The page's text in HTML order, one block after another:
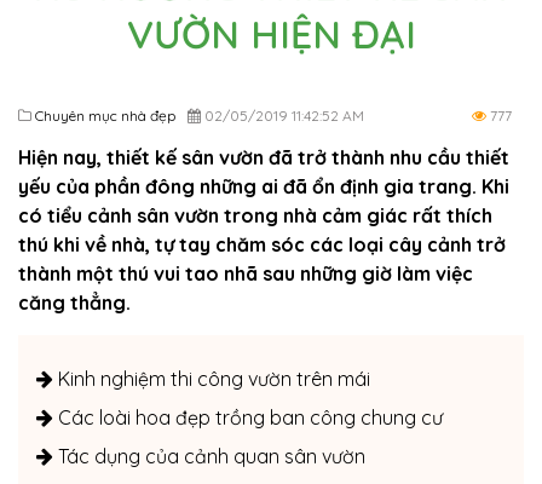
VƯỜN HIỆN ĐẠI
Chuyên mục nhà đẹp 02/05/2019 11:42:52 AM 777
Hiện nay, thiết kế sân vườn đã trở thành nhu cầu thiết
yếu của phần đông những ai đã ổn định gia trang. Khi
có tiểu cảnh sân vườn trong nhà cảm giác rất thích
thú khi về nhà, tự tay chăm sóc các loại cây cảnh trở
thành một thú vui tao nhã sau những giờ làm việc
căng thẳng.
Kinh nghiệm thi công vườn trên mái
Các loài hoa đẹp trồng ban công chung cư
Tác dụng của cảnh quan sân vườn